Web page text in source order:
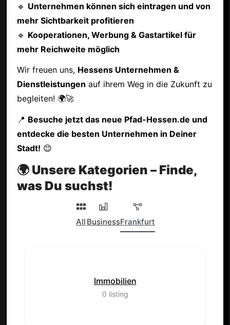
🔹 Unternehmen können sich eintragen und von
mehr Sichtbarkeit profitieren
🔹 Kooperationen, Werbung & Gastartikel für
mehr Reichweite möglich
Wir freuen uns, Hessens Unternehmen &
Dienstleistungen auf ihrem Weg in die Zukunft zu
begleiten! 🌍🚀
📍 Besuche jetzt das neue Pfad-Hessen.de und
entdecke die besten Unternehmen in Deiner
Stadt! 😊
🌍 Unsere Kategorien – Finde,
was Du suchst!
All BusinessFrankfurt
Immobilien
0 listing